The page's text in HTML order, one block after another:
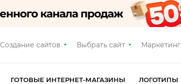
Создание сайтов Выбрать сайт Маркетинг
ГОТОВЫЕ ИНТЕРНЕТ-МАГАЗИНЫ ЛОГОТИПЫ